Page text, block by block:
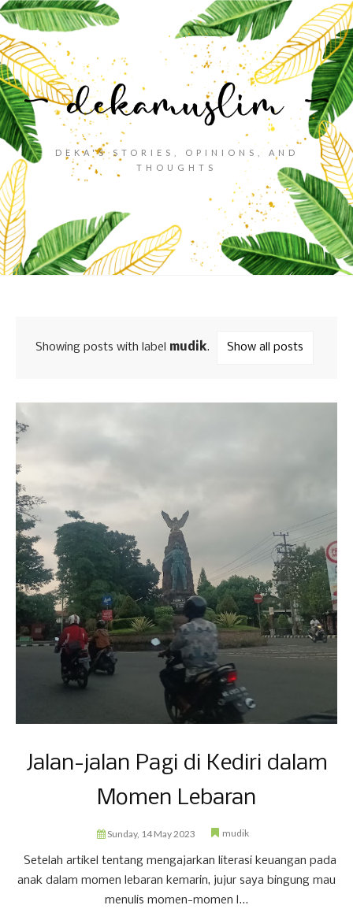
DEKA'S STORIES, OPINIONS, AND
THOUGHTS
Showing posts with label mudik. Show all posts
Jalan-jalan Pagi di Kediri dalam
Momen Lebaran
Sunday, 14 May 2023 mudik
Setelah artikel tentang mengajarkan literasi keuangan pada
anak dalam momen lebaran kemarin, jujur saya bingung mau
menulis momen-momen l...